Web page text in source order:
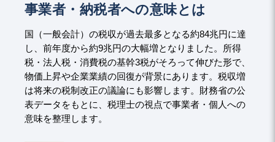
事業者・納税者への意味とは
国（一般会計）の税収が過去最多となる約84兆円に達
し、前年度から約9兆円の大幅増となりました。所得
税・法人税・消費税の基幹3税がそろって伸びた形で、
物価上昇や企業業績の回復が背景にあります。税収増
は将来の税制改正の議論にも影響します。財務省の公
表データをもとに、税理士の視点で事業者・個人への
意味を整理します。